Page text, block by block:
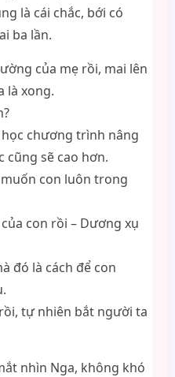
là cái chắc, bới có
ba lần.
của mẹ rồi, mai lên
là xong.
chương trình nâng
cũng sẽ cao hơn.
con luôn trong
con rồi – Dương xụ
đó là cách để con
tự nhiên bắt người ta
nhìn Nga, không khó